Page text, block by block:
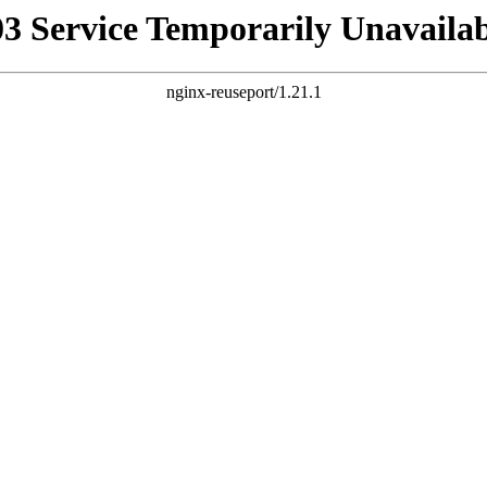
Service Temporarily
nginx-reuseport/1.21.1